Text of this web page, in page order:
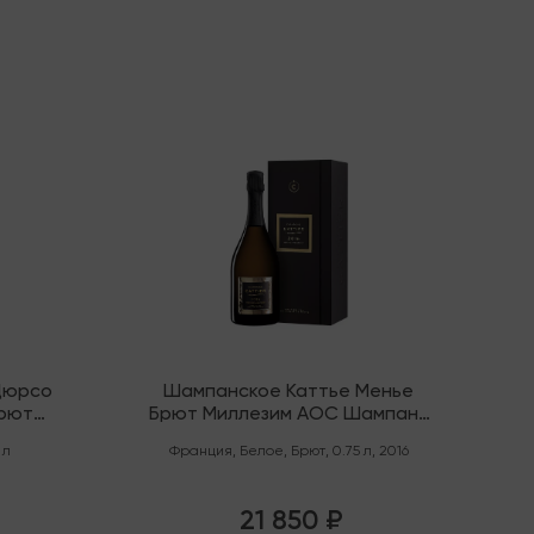
Шампанское Каттье Менье
Брют Миллезим AOC Шампань
Реймс"
Франция, Белое, Брют, 0.75 л, 2016
21 850 ₽